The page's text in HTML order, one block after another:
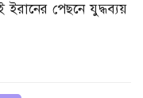
পেছনে যুদ্ধব্যয়